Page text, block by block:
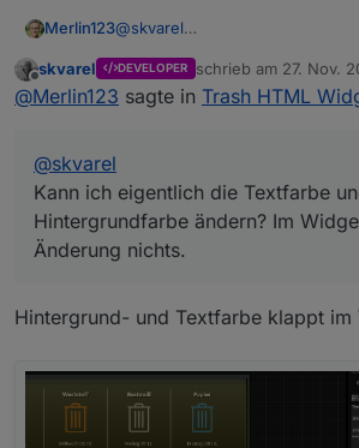
Merlin123@skvarel
Hintergrundfarbe ändern? Im
Änderung nichts.
Offline
skvarel DEVELOPER schrieb am 27. Nov.
zuletzt editiert von
@Merlin123 sagte in Trash HTML
@skvarel
Kann ich eigentlich die Textfarbe
Hintergrundfarbe ändern? Im
Änderung nichts.
Hintergrund- und Textfarbe klappt im